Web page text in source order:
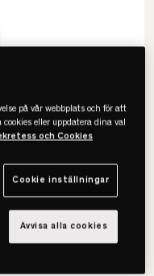
Sängben
på vår webbplats och för att
eller uppdatera dina val
och Cookies
Cookie inställningar
Avvisa alla cookies